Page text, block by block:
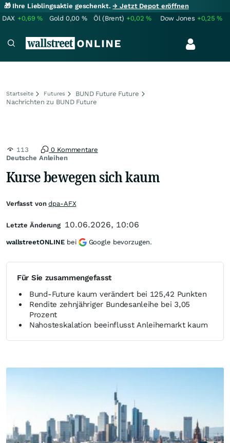
🎁 Ihre Lieblingsaktie geschenkt.→ Jetzt Depot eröffnen
DAX +0,69% Gold 0,00 % Öl (Brent) +0,02% Dow Jones +0,25%
Startseite Futures
BUND Future Future
Nachrichten zu BUND Future
Deutsche Anleihen
113 0 Kommentare
Kurse bewegen sich kaum
Für Sie zusammengefasst
Bund-Future kaum verändert bei 125,42 Punkten
Rendite zehnjähriger Bundesanleihe bei 3,05
Prozent
Nahosteskalation beeinflusst Anleihemarkt kaum
Verfasst vondpa-AFX
Letzte Änderung 10.06.2026, 10:06
wallstreetONLINE bei Google bevorzugen.